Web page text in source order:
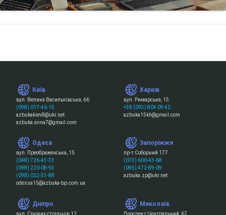
Київ
вул. Велика Васильківська, 66
(098) 017-46-15
azbukakiev8@ukr.net
azbuka.anna7@gmail.com
Харків
вул. Римарська, 15
+38 (093) 804 09 42
azbuka15kh@gmail.com
Одеса
вул. Преображенська, 15
(048) 726-43-33
(098) 220-08-93
(098) 022-33-88
odessa15@azbuka-bp.com.ua
Запоріжжя
пр-т Соборний 177
(073) 600-43-68
(095) 472-89-09
azbuka.zp@ukr.net
Дніпро
вул. Січових стрільців 12
Миколаїв
Проспект Центральний, 67